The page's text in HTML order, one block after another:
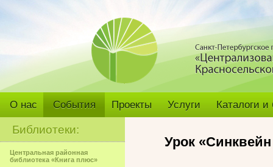
О нас События Проекты Услуги Каталоги
Библиотеки:
Центральная районная
библиотека «Книга плюс»
Урок